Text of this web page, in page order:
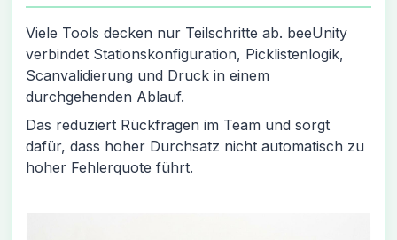
Viele Tools decken nur Teilschritte ab. beeUnity
verbindet Stationskonfiguration, Picklistenlogik,
Scanvalidierung und Druck in einem
durchgehenden Ablauf.
Das reduziert Rückfragen im Team und sorgt
dafür, dass hoher Durchsatz nicht automatisch zu
hoher Fehlerquote führt.